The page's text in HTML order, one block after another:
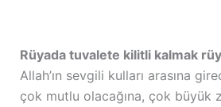
Rüyada tuvalete kilitli kalmak
Allah’ın sevgili kulları arasına
çok mutlu olacağına, çok büyük